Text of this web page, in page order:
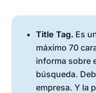
Title Tag. Es
máximo 70
informa sobre
búsqueda.
empresa. Y la